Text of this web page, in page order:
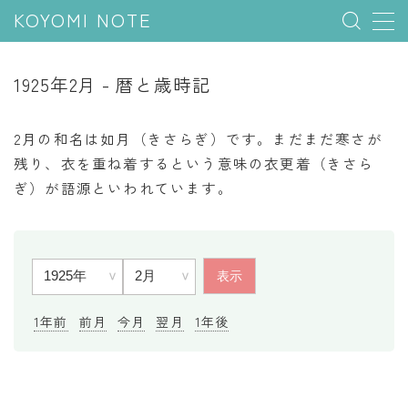
KOYOMI NOTE
五節句
年中行事
七十二候
雑節
1925年2月 - 暦と歳時記
2月の和名は如月（きさらぎ）です。まだまだ寒さが
残り、衣を重ね着するという意味の衣更着（きさら
ぎ）が語源といわれています。
1年前 前月 今月 翌月 1年後